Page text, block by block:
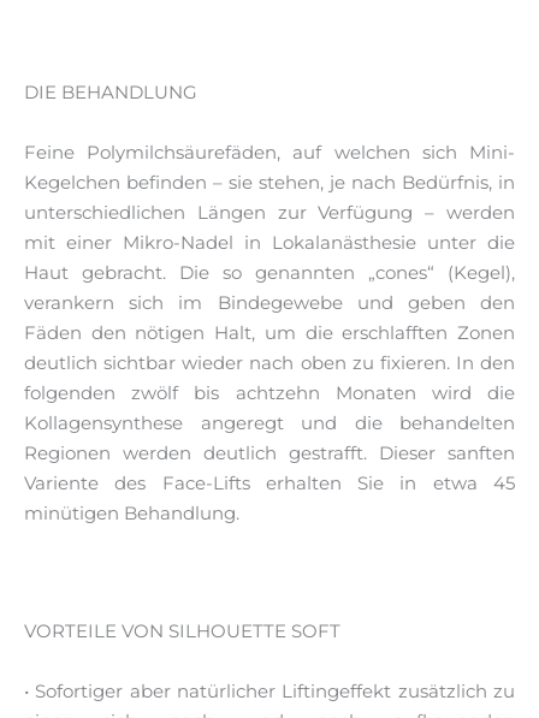
DIE BEHANDLUNG
Feine Polymilchsäurefäden, auf welchen sich Mini-
Kegelchen befinden – sie stehen, je nach Bedürfnis, in
unterschiedlichen Längen zur Verfügung – werden
mit einer Mikro-Nadel in Lokalanästhesie unter die
Haut gebracht. Die so genannten „cones“ (Kegel),
verankern sich im Bindegewebe und geben den
Fäden den nötigen Halt, um die erschlafften Zonen
deutlich sichtbar wieder nach oben zu fixieren. In den
folgenden zwölf bis achtzehn Monaten wird die
Kollagensynthese angeregt und die behandelten
Regionen werden deutlich gestrafft. Dieser sanften
Variente des Face-Lifts erhalten Sie in etwa 45
minütigen Behandlung.
VORTEILE VON SILHOUETTE SOFT
• Sofortiger aber natürlicher Liftingeffekt zusätzlich zu